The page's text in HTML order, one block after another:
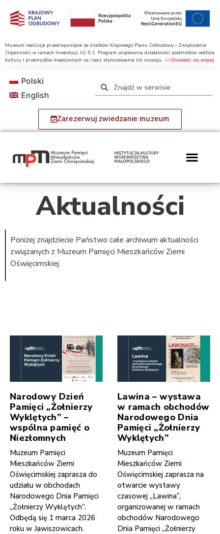
Muzeum realizuje przedsięwzięcie ze środków Krajowego Planu Odbudowy i Zwiększenia
Odporności w ramach Inwestycji A2.5.1: Program wspierania działalności podmiotów sektora
kultury i przemysłów kreatywnych na rzecz stymulowania ich rozwoju. >>Dowiedz się więcej
Zarezerwuj zwiedzanie muzeum
Polski
English
Aktualności
Poniżej znajdziecie Państwo całe archiwum aktualności
związanych z Muzeum Pamięci Mieszkańców Ziemi
Oświęcimskiej.
Narodowy Dzień
Pamięci „Żołnierzy
Wyklętych” –
wspólna pamięć o
Niezłomnych
Muzeum Pamięci
Mieszkańców Ziemi
Oświęcimskiej zaprasza do
udziału w obchodach
Narodowego Dnia Pamięci
„Żołnierzy Wyklętych”.
Odbędą się 1 marca 2026
roku w Jawiszowicach.
Lawina – wystawa
w ramach obchodów
Narodowego Dnia
Pamięci „Żołnierzy
Wyklętych”
Muzeum Pamięci
Mieszkańców Ziemi
Oświęcimskiej zaprasza na
otwarcie wystawy
czasowej „Lawina”,
organizowanej w ramach
obchodów Narodowego
Dnia Pamięci „Żołnierzy